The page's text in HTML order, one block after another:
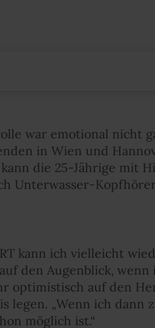
war emotional nicht
in Wien und
die 25-Jährige mit
Unterwasser-
kann ich vielleicht
den Augenblick,
optimistisch auf den
legen. „Wenn ich dann
möglich ist.“